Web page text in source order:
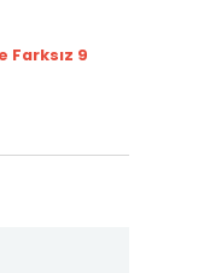
Farksız 9